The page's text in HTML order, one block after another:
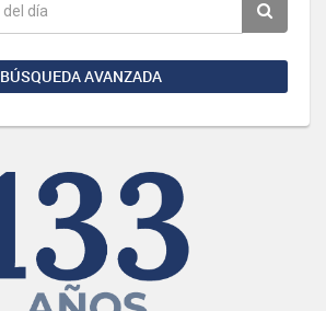
BÚSQUEDA AVANZADA